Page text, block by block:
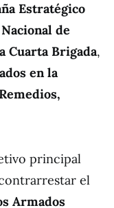
Estratégico
de
Cuarta Brigada,
en la
Remedios,
principal
el
Armados